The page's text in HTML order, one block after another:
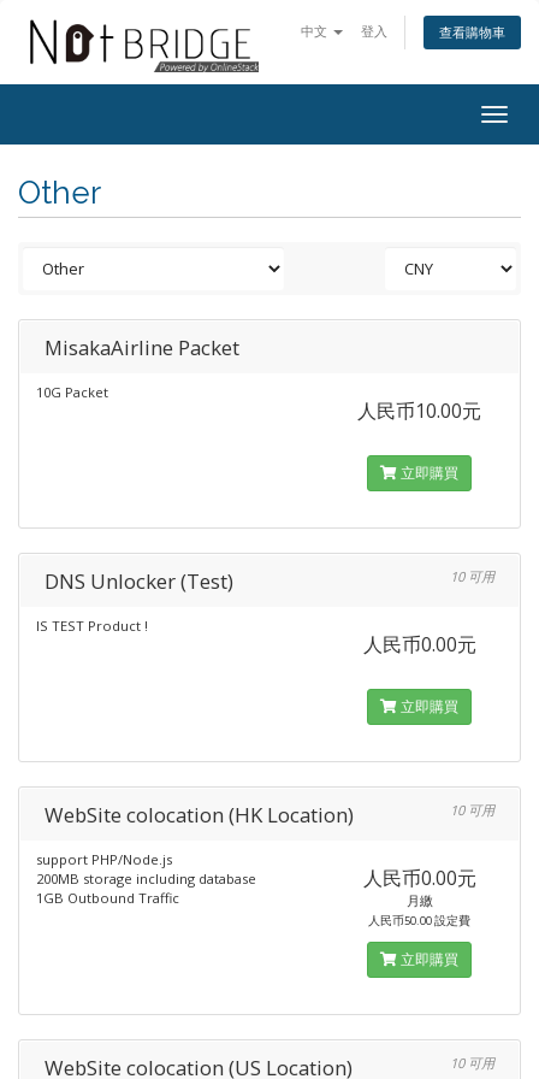
中文 登入 查看購物車
Other
MisakaAirline Packet
10G Packet
人民币10.00元
立即購買
DNS Unlocker (Test) 10 可用
IS TEST Product !
人民币0.00元
立即購買
WebSite colocation (HK Location) 10 可用
support PHP/Node.js
200MB storage including database
1GB Outbound Traffic
人民币0.00元
月繳
人民币50.00 設定費
立即購買
WebSite colocation (US Location) 10 可用